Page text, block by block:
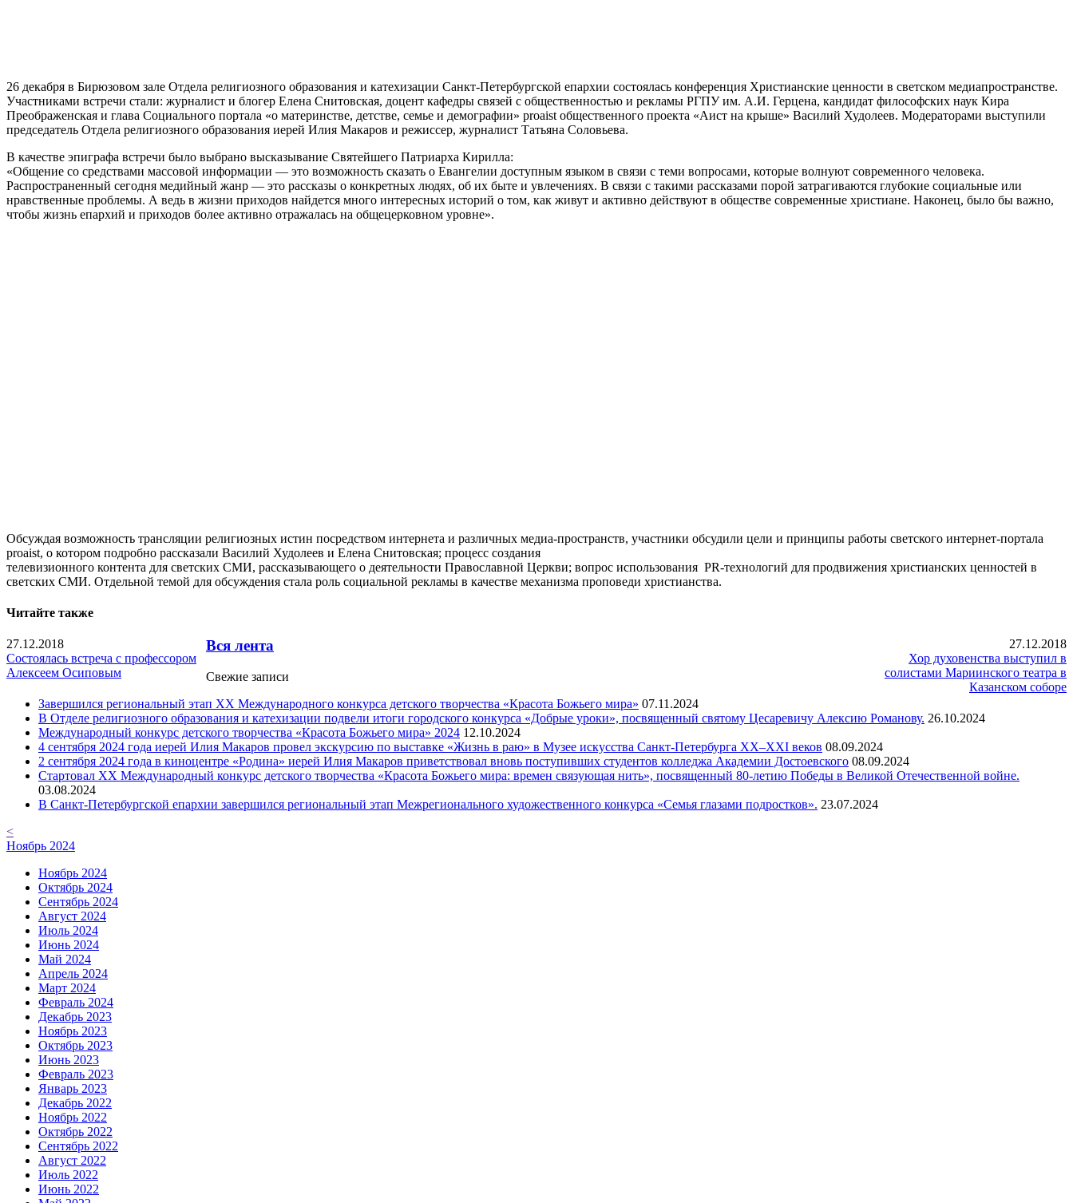
26 декабря в Бирюзовом зале Отдела религиозного образования и катехизации Санкт-Петербургской епархии состоялась конференция Христианские ценности в светском медиапространстве.
Участниками встречи стали: журналист и блогер Елена Снитовская, доцент кафедры связей с общественностью и рекламы РГПУ им. А.И. Герцена, кандидат философских наук Кира
Преображенская и глава Социального портала «о материнстве, детстве, семье и демографии» proaist общественного проекта «Аист на крыше» Василий Худолеев. Модераторами выступили
председатель Отдела религиозного образования иерей Илия Макаров и режиссер, журналист Татьяна Соловьева.
В качестве эпиграфа встречи было выбрано высказывание Святейшего Патриарха Кирилла:
«Общение со средствами массовой информации ― это возможность сказать о Евангелии доступным языком в связи с теми вопросами, которые волнуют современного человека.
Распространенный сегодня медийный жанр — это рассказы о конкретных людях, об их быте и увлечениях. В связи с такими рассказами порой затрагиваются глубокие социальные или
нравственные проблемы. А ведь в жизни приходов найдется много интересных историй о том, как живут и активно действуют в обществе современные христиане. Наконец, было бы важно,
чтобы жизнь епархий и приходов более активно отражалась на общецерковном уровне».
Обсуждая возможность трансляции религиозных истин посредством интернета и различных медиа-пространств, участники обсудили цели и принципы работы светского интернет-портала
proaist, о котором подробно рассказали Василий Худолеев и Елена Снитовская; процесс создания
телевизионного контента для светских СМИ, рассказывающего о деятельности Православной Церкви; вопрос использования PR-технологий для продвижения христианских ценностей в
светских СМИ. Отдельной темой для обсуждения стала роль социальной рекламы в качестве механизма проповеди христианства.
Читайте также
27.12.2018
Состоялась встреча с профессором
Алексеем Осиповым
27.12.2018
Хор духовенства выступил в
солистами Мариинского театра в
Казанском соборе
Вся лента
Свежие записи
Завершился региональный этап XX Международного конкурса детского творчества «Красота Божьего мира» 07.11.2024
В Отделе религиозного образования и катехизации подвели итоги городского конкурса «Добрые уроки», посвященный святому Цесаревичу Алексию Романову. 26.10.2024
Международный конкурс детского творчества «Красота Божьего мира» 2024 12.10.2024
4 сентября 2024 года иерей Илия Макаров провел экскурсию по выставке «Жизнь в раю» в Музее искусства Санкт-Петербурга XX–XXI веков 08.09.2024
2 сентября 2024 года в киноцентре «Родина» иерей Илия Макаров приветствовал вновь поступивших студентов колледжа Академии Достоевского 08.09.2024
Cтартовал XX Международный конкурс детского творчества «Красота Божьего мира: времен связующая нить», посвященный 80-летию Победы в Великой Отечественной войне.
03.08.2024
В Санкт-Петербургской епархии завершился региональный этап Межрегионального художественного конкурса «Семья глазами подростков». 23.07.2024
<
Ноябрь 2024
Ноябрь 2024
Октябрь 2024
Сентябрь 2024
Август 2024
Июль 2024
Июнь 2024
Май 2024
Апрель 2024
Март 2024
Февраль 2024
Декабрь 2023
Ноябрь 2023
Октябрь 2023
Июнь 2023
Февраль 2023
Январь 2023
Декабрь 2022
Ноябрь 2022
Октябрь 2022
Сентябрь 2022
Август 2022
Июль 2022
Июнь 2022